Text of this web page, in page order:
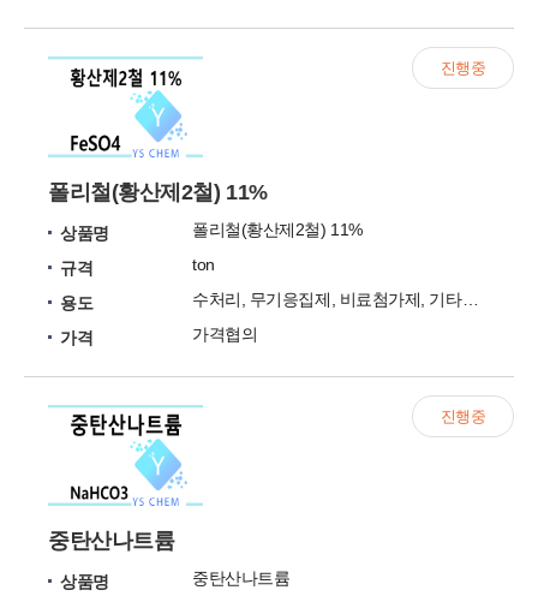
폴리철(황산제2철) 11%
상품명
폴리철(황산제2철) 11%
규격
ton
용도
수처리, 무기응집제, 비료첨가제, 기타촉매제
가격
가격협의
진행중
중탄산나트륨
상품명
중탄산나트륨
진행중